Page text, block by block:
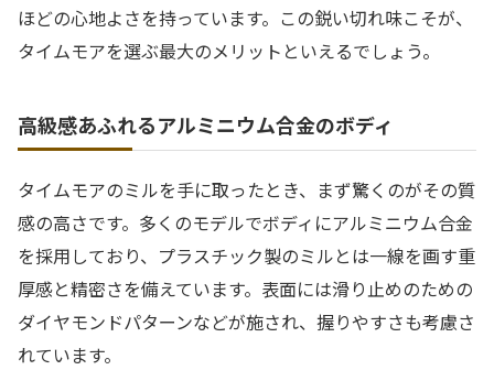
ほどの心地よさを持っています。この鋭い切れ味こそが、
タイムモアを選ぶ最大のメリットといえるでしょう。
高級感あふれるアルミニウム合金のボディ
タイムモアのミルを手に取ったとき、まず驚くのがその質
感の高さです。多くのモデルでボディにアルミニウム合金
を採用しており、プラスチック製のミルとは一線を画す重
厚感と精密さを備えています。表面には滑り止めのための
ダイヤモンドパターンなどが施され、握りやすさも考慮さ
れています。